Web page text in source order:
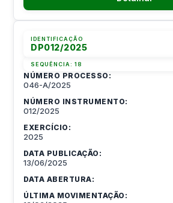
IDENTIFICAÇÃO
DP012/2025
SEQUÊNCIA:18
NÚMERO PROCESSO:
046-A/2025
NÚMERO INSTRUMENTO:
012/2025
EXERCÍCIO:
2025
DATA PUBLICAÇÃO:
13/06/2025
DATA ABERTURA:
ÚLTIMA MOVIMENTAÇÃO: